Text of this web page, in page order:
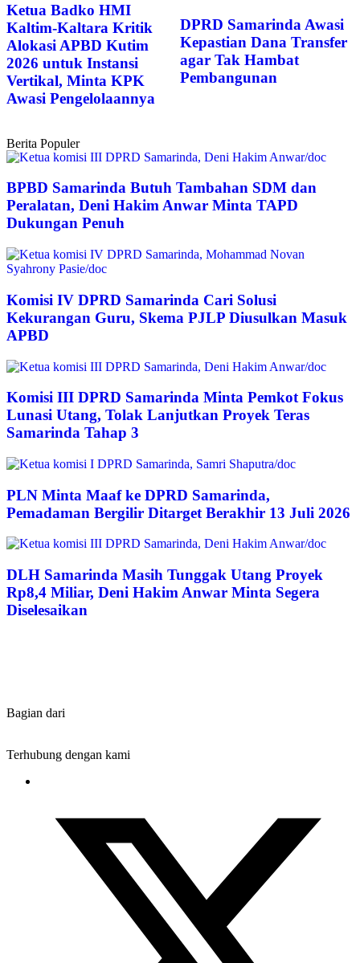
Ketua Badko HMI
Kaltim-Kaltara Kritik
Alokasi APBD Kutim
2026 untuk Instansi
Vertikal, Minta KPK
Awasi Pengelolaannya
DPRD Samarinda Awasi
Kepastian Dana Transfer
agar Tak Hambat
Pembangunan
Berita Populer
BPBD Samarinda Butuh Tambahan SDM dan
Peralatan, Deni Hakim Anwar Minta TAPD
Dukungan Penuh
Komisi IV DPRD Samarinda Cari Solusi
Kekurangan Guru, Skema PJLP Diusulkan Masuk
APBD
Komisi III DPRD Samarinda Minta Pemkot Fokus
Lunasi Utang, Tolak Lanjutkan Proyek Teras
Samarinda Tahap 3
PLN Minta Maaf ke DPRD Samarinda,
Pemadaman Bergilir Ditarget Berakhir 13 Juli 2026
DLH Samarinda Masih Tunggak Utang Proyek
Rp8,4 Miliar, Deni Hakim Anwar Minta Segera
Diselesaikan
Bagian dari
Terhubung dengan kami